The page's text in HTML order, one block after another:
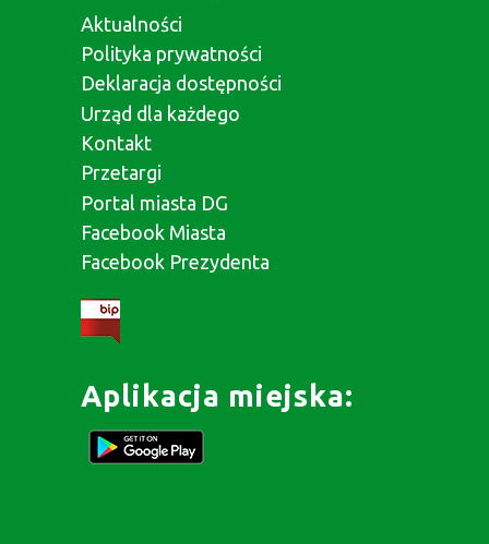
Aktualności
Polityka prywatności
Deklaracja dostępności
Urząd dla każdego
Kontakt
Przetargi
Portal miasta DG
Facebook Miasta
Facebook Prezydenta
Aplikacja miejska: